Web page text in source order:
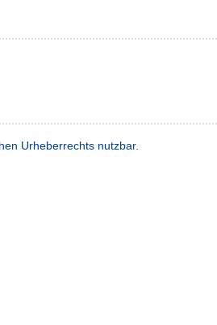
Urheberrechts nutzbar.